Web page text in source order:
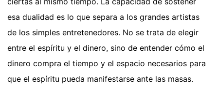
esa dualidad es lo que separa a los grandes artistas
de los simples entretenedores. No se trata de elegir
entre el espíritu y el dinero, sino de entender cómo el
dinero compra el tiempo y el espacio necesarios para
que el espíritu pueda manifestarse ante las masas.